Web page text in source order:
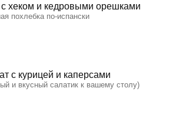
хеком и кедровыми орешками
похлебка по-испански
с курицей и каперсами
и вкусный салатик к вашему столу)